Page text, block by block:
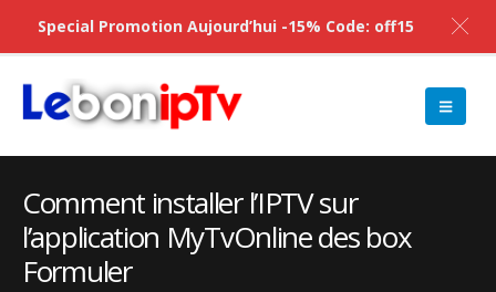
Comment installer l’IPTV sur
l’application MyTvOnline des box
Formuler
Special Promotion Aujourd’hui -15% Code: off15